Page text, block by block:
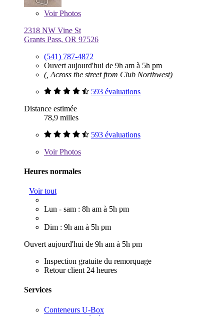
VoirPhotos
2318 NW Vine St
Grants Pass, OR 97526
(541) 787-4872
Ouvert aujourd'hui de 9h am à 5h pm
(, Across the street from Club Northwest)
593 évaluations
Distance estimée
78,9 milles
593 évaluations
VoirPhotos
Heures normales
Voir tout
Lun - sam : 8h am à 5h pm
Dim : 9h am à 5h pm
Ouvert aujourd'hui de 9h am à 5h pm
Inspection gratuite du remorquage
Retour client 24 heures
Services
Conteneurs U-Box